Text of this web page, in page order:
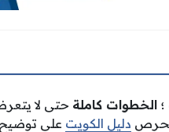
؛ الخطوات كاملة حتى لا
دليل الكويت على توضيح